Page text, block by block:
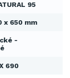
95
x 650 mm
-
690